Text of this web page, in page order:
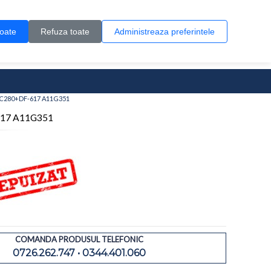
Refuza toate Administreaza preferintele
0 produs(e)
617 A11G351
A11G351
COMANDA PRODUSUL TELEFONIC
0726.262.747 • 0344.401.060